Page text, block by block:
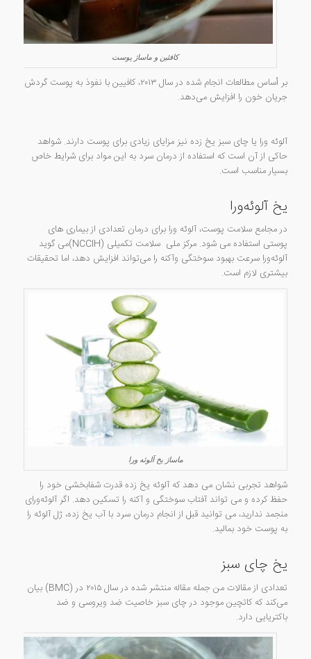
کافئین و ماساژ پوست
بر أساس مطالعات انجام شده در سال ۲۰۱۳، کافیین با نفوذ به پوست گردش
جریان خون را افزایش می‌دهد.
آلوئه ورا یا چای سبز یخ زده نیز مزایای زیادی برای پوست دارند. شواهد
حاکی از آن است که استفاده از درمان سرد به این مواد برای شرایط خاص
بسیار مناسب است.
یخ آلوئه‌ورا
در مجامع سلامت پوست، آلوئه ورا برای درمان تعدادی از بیماری های
پوستی استفاده می شود. مرکز ملی سلامت تکمیلی (NCCIH)می گوید
آلوئه‌ورا سرعت بهبود سوختگی وآکنه را می‌تواند افزایش دهد، اما تحقیقات
بیشتری لازم است.
ماساژ یخ آلوئه ورا
شواهد تجربی نشان می دهد که آلوئه یخ زده قدرت شفابخشی خود را
حفظ کرده و می تواند آفتاب سوختگی و آکنه را تسکین دهد. اگر آلوئه‌ورای
منجمد ندارید، می توانید قبل از انجام درمان سرد با آب یخ زده، ژل آلوئه را
به پوست خود بمالید.
یخ چای سبز
تعدادی از مقالات من جمله مقاله منتشر شده در سال ۲۰۱۵ در (BMC) بیان
می‌کند که کاتچین موجود در چای سبز خاصیت ضد ویروسی و ضد
باکتریایی دارد.